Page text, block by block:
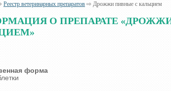
Реестр ветеринарных препаратов ⇨ Дрожжи пивные с кальцием
О ПРЕПАРАТЕ
форма